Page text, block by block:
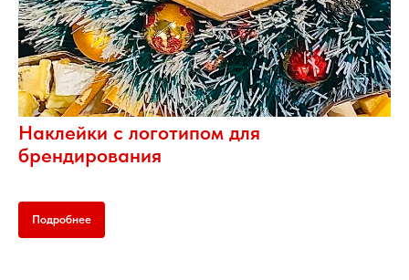
Наклейки с логотипом для
брендирования
Подробнее